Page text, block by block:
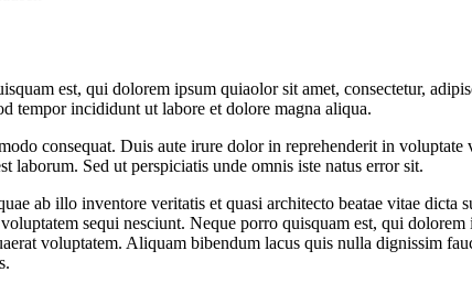
est, qui dolorem ipsum quiaolor sit amet, consectetur,
tempor incididunt ut labore et dolore magna aliqua.
consequat. Duis aute irure dolor in reprehenderit in
Sed ut perspiciatis unde omnis iste natus error sit.
ab illo inventore veritatis et quasi architecto beatae vitae
sequi nesciunt. Neque porro quisquam est, qui
voluptatem. Aliquam bibendum lacus quis nulla dignissim